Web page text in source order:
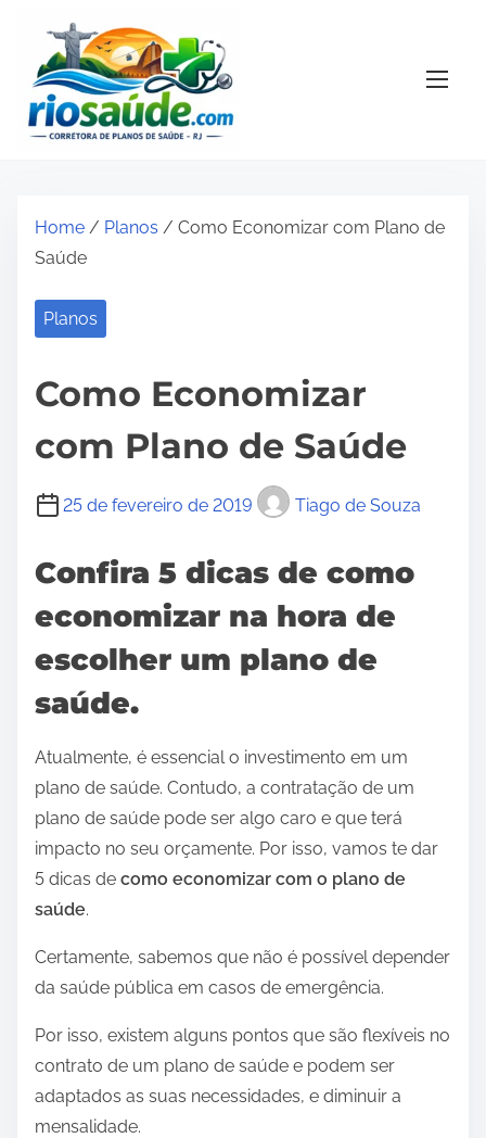
Home / Planos / Como Economizar com Plano de
Saúde
Planos
Como Economizar
com Plano de Saúde
25 de fevereiro de 2019 Tiago de Souza
Confira 5 dicas de como
economizar na hora de
escolher um plano de
saúde.
Atualmente, é essencial o investimento em um
plano de saúde. Contudo, a contratação de um
plano de saúde pode ser algo caro e que terá
impacto no seu orçamente. Por isso, vamos te dar
5 dicas de como economizar com o plano de
saúde.
Certamente, sabemos que não é possível depender
da saúde pública em casos de emergência.
Por isso, existem alguns pontos que são flexíveis no
contrato de um plano de saúde e podem ser
adaptados as suas necessidades, e diminuir a
mensalidade.